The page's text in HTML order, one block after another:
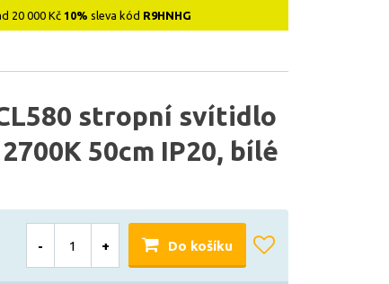
20 000 Kč 10% sleva kód R9HNHG
stropní svítidlo
50cm IP20, bílé
- + Do košíku